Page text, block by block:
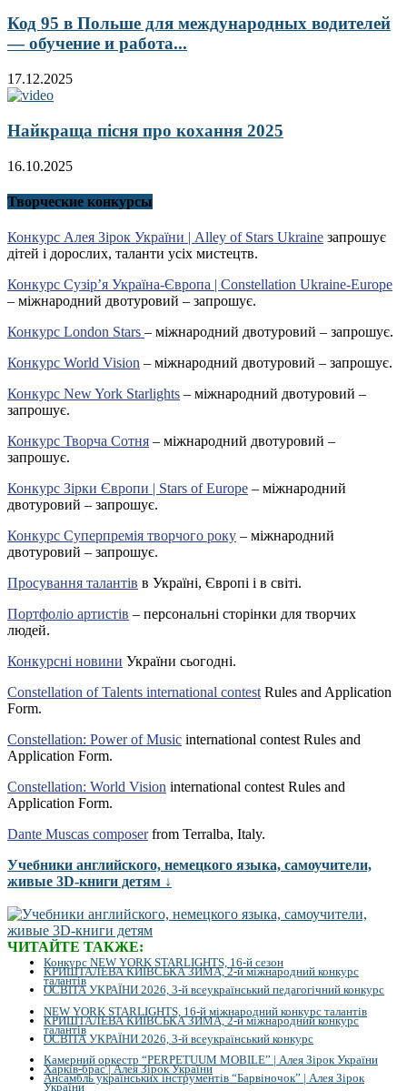
Код 95 в Польше для международных водителей
— обучение и работа...
17.12.2025
Найкраща пісня про кохання 2025
16.10.2025
Творческие конкурсы
Конкурс Алея Зірок України | Alley of Stars Ukraine запрошує
дітей і дорослих, таланти усіх мистецтв.
Конкурс Сузір’я Україна-Європа | Constellation Ukraine-Europe
– міжнародний двотуровий – запрошує.
Конкурс London Stars – міжнародний двотуровий – запрошує.
Конкурс World Vision – міжнародний двотуровий – запрошує.
Конкурс New York Starlights – міжнародний двотуровий –
запрошує.
Конкурс Творча Сотня – міжнародний двотуровий –
запрошує.
Конкурс Зірки Європи | Stars of Europe – міжнародний
двотуровий – запрошує.
Конкурс Суперпремія творчого року – міжнародний
двотуровий – запрошує.
Просування талантів в Україні, Європі і в світі.
Портфоліо артистів – персональні сторінки для творчих
людей.
Конкурсні новини України сьогодні.
Constellation of Talents international contest Rules and Application
Form.
Constellation: Power of Music international contest Rules and
Application Form.
Constellation: World Vision international contest Rules and
Application Form.
Dante Muscas composerfrom Terralba, Italy.
Учебники английского, немецкого языка, самоучители,
живые 3D-книги детям ↓
ЧИТАЙТЕ ТАКЖЕ:
Конкурс NEW YORK STARLIGHTS, 16-й сезон
КРИШТАЛЕВА КИЇВСЬКА ЗИМА, 2-й міжнародний конкурс
талантів
ОСВІТА УКРАЇНИ 2026, 3-й всеукраїнський педагогічний конкурс
NEW YORK STARLIGHTS, 16-й міжнародний конкурс талантів
КРИШТАЛЕВА КИЇВСЬКА ЗИМА, 2-й міжнародний конкурс
талантів
ОСВІТА УКРАЇНИ 2026, 3-й всеукраїнський конкурс
Камерний оркестр “PERPETUUM MOBILE” | Алея Зірок України
Харків-брас | Алея Зірок України
Ансамбль українських інструментів “Барвіночок” | Алея Зірок
України